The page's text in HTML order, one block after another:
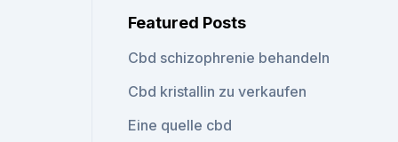
Featured Posts
Cbd schizophrenie behandeln
Cbd kristallin zu verkaufen
Eine quelle cbd